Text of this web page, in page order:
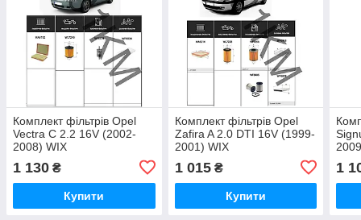
Комплект фільтрів Opel
Vectra C 2.2 16V (2002-
2008) WIX
1 130 ₴
Купити
Комплект фільтрів Opel
Zafira A 2.0 DTI 16V (1999-
2001) WIX
1 015₴
Купити
1